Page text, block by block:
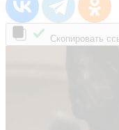
Скопировать